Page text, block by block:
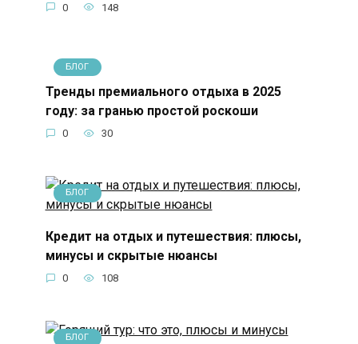
0 148
БЛОГ
Тренды премиального отдыха в 2025
году: за гранью простой роскоши
0 30
БЛОГ
Кредит на отдых и путешествия: плюсы,
минусы и скрытые нюансы
0 108
БЛОГ